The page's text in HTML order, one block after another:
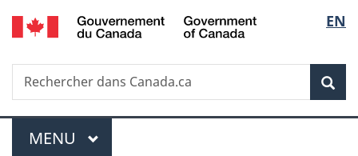
Passer
au
principal
Passer
à
Au
du
Passer
à
version
simplifiée
de
la
EN
Recherche
Rechercher
dans
Menu
MENU PRINCIPAL